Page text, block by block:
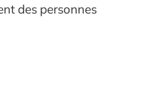
des personnes